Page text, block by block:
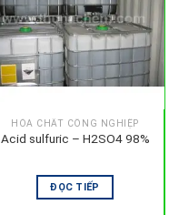
HÓA CHẤT CÔNG NGHIỆP
Acid sulfuric – H2SO4 98%
ĐỌC TIẾP